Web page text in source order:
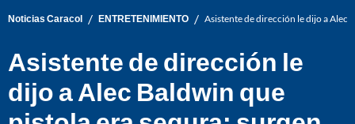
Noticias Caracol / ENTRETENIMIENTO / Asistente de dirección le dijo a Alec
Asistente de dirección le
dijo a Alec Baldwin que